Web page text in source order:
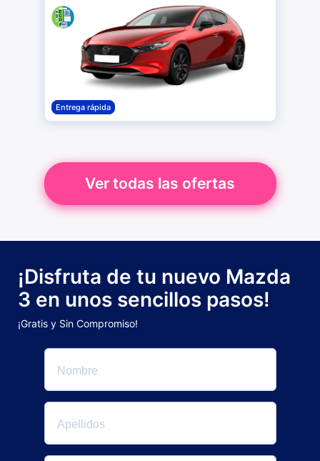
Entrega rápida
Ver todas las ofertas
¡Disfruta de tu nuevo Mazda
3 en unos sencillos pasos!
¡Gratis y Sin Compromiso!